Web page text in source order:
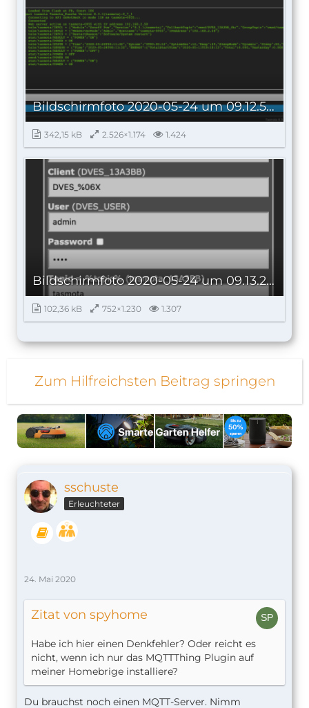
Bildschirmfoto 2020-05-24 um 09.12.51.png
342,15 kB 2.526×1.174 1.424
Bildschirmfoto 2020-05-24 um 09.13.24.png
102,36 kB 752×1.230 1.307
Zum Hilfreichsten Beitrag springen
sschuste
Erleuchteter
24. Mai 2020
Zitat von spyhome
Habe ich hier einen Denkfehler? Oder reicht es
nicht, wenn ich nur das MQTTThing Plugin auf
meiner Homebrige installiere?
Du brauchst noch einen MQTT-Server. Nimm